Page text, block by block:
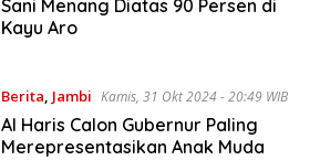
Sani Menang Diatas 90 Persen di
Kayu Aro
Berita, Jambi Kamis, 31 Okt 2024 - 20:49 WIB
Al Haris Calon Gubernur Paling
Merepresentasikan Anak Muda